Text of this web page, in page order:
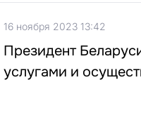
16 ноября 2023 13:42
Президент
услугами и